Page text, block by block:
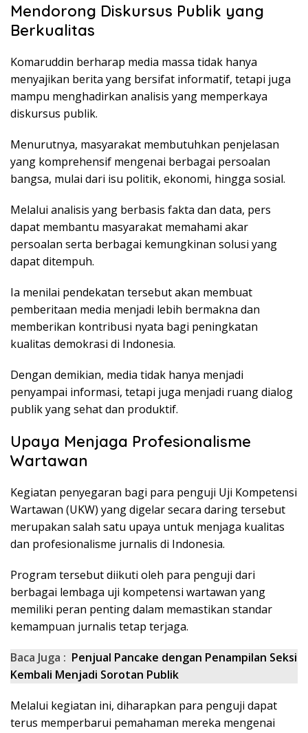
Mendorong Diskursus Publik yang
Berkualitas
Komaruddin berharap media massa tidak hanya
menyajikan berita yang bersifat informatif, tetapi juga
mampu menghadirkan analisis yang memperkaya
diskursus publik.
Menurutnya, masyarakat membutuhkan penjelasan
yang komprehensif mengenai berbagai persoalan
bangsa, mulai dari isu politik, ekonomi, hingga sosial.
Melalui analisis yang berbasis fakta dan data, pers
dapat membantu masyarakat memahami akar
persoalan serta berbagai kemungkinan solusi yang
dapat ditempuh.
Ia menilai pendekatan tersebut akan membuat
pemberitaan media menjadi lebih bermakna dan
memberikan kontribusi nyata bagi peningkatan
kualitas demokrasi di Indonesia.
Dengan demikian, media tidak hanya menjadi
penyampai informasi, tetapi juga menjadi ruang dialog
publik yang sehat dan produktif.
Upaya Menjaga Profesionalisme
Wartawan
Kegiatan penyegaran bagi para penguji Uji Kompetensi
Wartawan (UKW) yang digelar secara daring tersebut
merupakan salah satu upaya untuk menjaga kualitas
dan profesionalisme jurnalis di Indonesia.
Program tersebut diikuti oleh para penguji dari
berbagai lembaga uji kompetensi wartawan yang
memiliki peran penting dalam memastikan standar
kemampuan jurnalis tetap terjaga.
Baca Juga : Penjual Pancake dengan Penampilan Seksi
Kembali Menjadi Sorotan Publik
Melalui kegiatan ini, diharapkan para penguji dapat
terus memperbarui pemahaman mereka mengenai